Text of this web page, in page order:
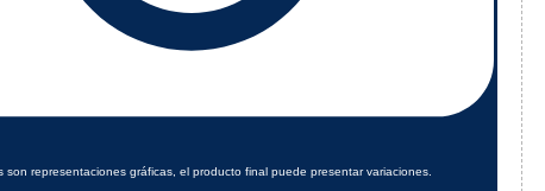
son representaciones gráficas, el producto final puede presentar variaciones.